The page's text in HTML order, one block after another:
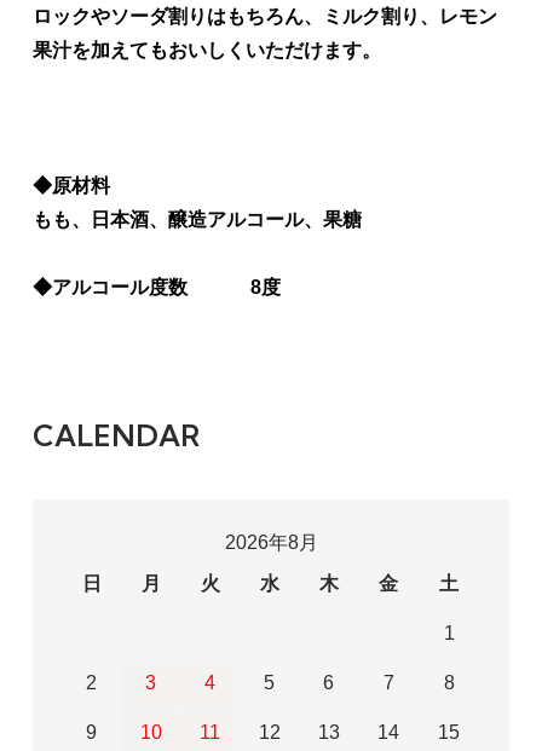
ロックやソーダ割りはもちろん、ミルク割り、レモン
果汁を加えてもおいしくいただけます。
◆原材料
もも、日本酒、醸造アルコール、果糖
◆アルコール度数 8度
CALENDAR
2026年8月
日
月 火 水 木 金 土
1
2 3 4 5 6 7 8
9 10 11 12 13 14 15